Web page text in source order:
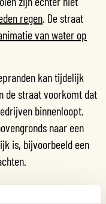
regen . De straat
van water op
kan tijdelijk
de straat voorkomt dat
binnenloopt.
naar een
is, bijvoorbeeld een